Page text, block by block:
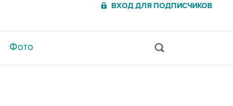
ВХОД ДЛЯ ПОДПИСЧИКОВ
Фото